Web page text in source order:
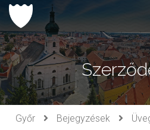
Ugrás
tartalomhoz
Győr Bejegyzések